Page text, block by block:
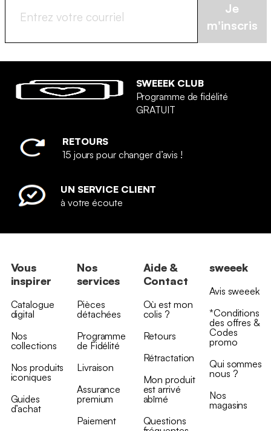
Je
m'inscris
SWEEEK CLUB
Programme de fidélité
GRATUIT
RETOURS
15 jours pour changer d’avis !
UN SERVICE CLIENT
à votre écoute
Vous
inspirer
Catalogue
digital
Nos
collections
Nos produits
iconiques
Guides
d’achat
Nos
services
Pièces
détachées
Programme
de Fidélité
Livraison
Assurance
premium
Paiement
Aide &
Contact
Où est mon
colis ?
Retours
Rétractation
Mon produit
est arrivé
abîmé
Questions
sweeek
Avis sweeek
*Conditions
des offres &
Codes
promo
Qui sommes
nous ?
Nos
magasins